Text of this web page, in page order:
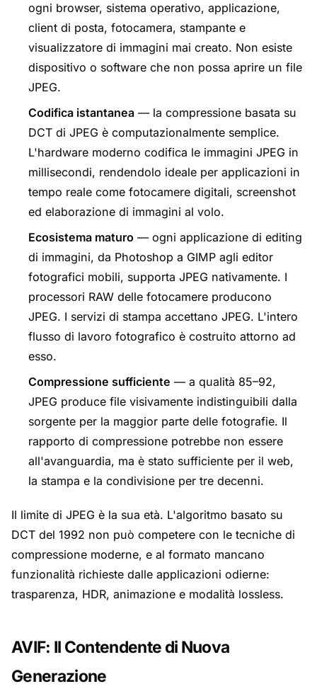
ogni browser, sistema operativo, applicazione,
client di posta, fotocamera, stampante e
visualizzatore di immagini mai creato. Non esiste
dispositivo o software che non possa aprire un file
JPEG.
Codifica istantanea — la compressione basata su
DCT di JPEG è computazionalmente semplice.
L'hardware moderno codifica le immagini JPEG in
millisecondi, rendendolo ideale per applicazioni in
tempo reale come fotocamere digitali, screenshot
ed elaborazione di immagini al volo.
Ecosistema maturo — ogni applicazione di editing
di immagini, da Photoshop a GIMP agli editor
fotografici mobili, supporta JPEG nativamente. I
processori RAW delle fotocamere producono
JPEG. I servizi di stampa accettano JPEG. L'intero
flusso di lavoro fotografico è costruito attorno ad
esso.
Compressione sufficiente — a qualità 85–92,
JPEG produce file visivamente indistinguibili dalla
sorgente per la maggior parte delle fotografie. Il
rapporto di compressione potrebbe non essere
all'avanguardia, ma è stato sufficiente per il web,
la stampa e la condivisione per tre decenni.
Il limite di JPEG è la sua età. L'algoritmo basato su
DCT del 1992 non può competere con le tecniche di
compressione moderne, e al formato mancano
funzionalità richieste dalle applicazioni odierne:
trasparenza, HDR, animazione e modalità lossless.
AVIF: Il Contendente di Nuova
Generazione